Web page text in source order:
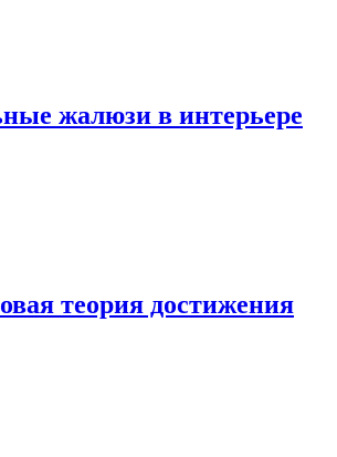
жалюзи в интерьере
теория достижения